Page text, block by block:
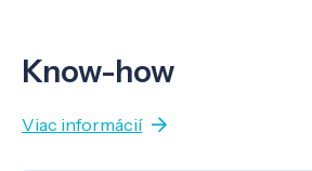
Know-how
Viac informácií